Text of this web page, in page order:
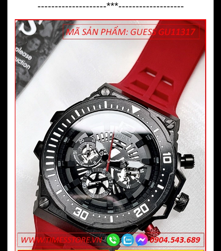
--------------------***-------------------